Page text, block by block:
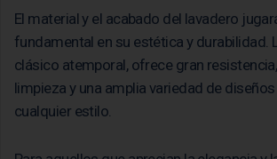
El material y el acabado del lavadero
fundamental en su estética y durabilidad.
clásico atemporal, ofrece gran
limpieza y una amplia variedad de
cualquier estilo.